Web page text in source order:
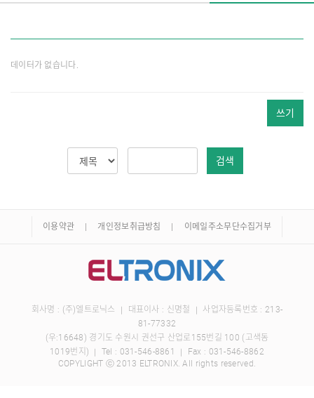
데이터가 없습니다.
쓰기
검색
이용약관 개인정보취급방침 이메일주소무단수집거부
회사명 : (주)엘트로닉스 대표이사 : 신명철
사업자등록번호 : 213-
81-77332
(우:16648) 경기도 수원시 권선구 산업로155번길 100 (고색동
1019번지)
Tel : 031-546-8861
Fax : 031-546-8862
COPYLIGHT ⓒ 2013 ELTRONIX. All rights reserved.